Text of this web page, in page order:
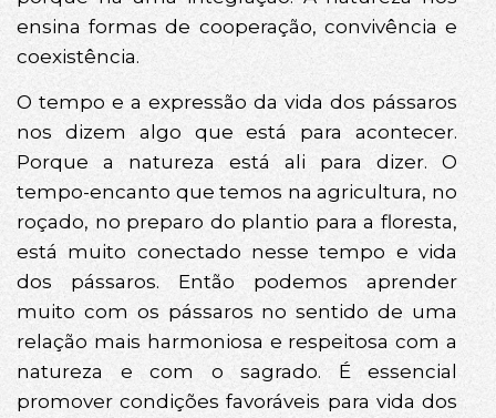
ensina formas de cooperação, convivência e
coexistência.
O tempo e a expressão da vida dos pássaros
nos dizem algo que está para acontecer.
Porque a natureza está ali para dizer. O
tempo-encanto que temos na agricultura, no
roçado, no preparo do plantio para a floresta,
está muito conectado nesse tempo e vida
dos pássaros. Então podemos aprender
muito com os pássaros no sentido de uma
relação mais harmoniosa e respeitosa com a
natureza e com o sagrado. É essencial
promover condições favoráveis para vida dos